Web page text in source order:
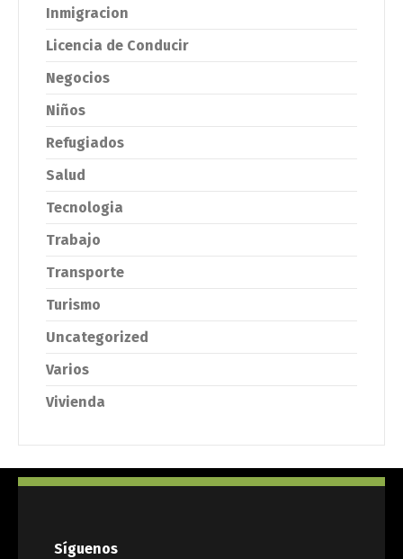
Inmigracion
Licencia de Conducir
Negocios
Niños
Refugiados
Salud
Tecnologia
Trabajo
Transporte
Turismo
Uncategorized
Varios
Vivienda
Síguenos